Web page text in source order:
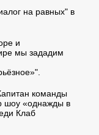
на равных" в
и
мы зададим
команды
шоу «однажды в
Клаб